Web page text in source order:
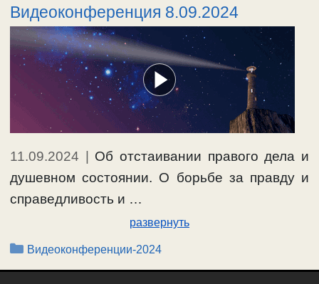
Видеоконференция 8.09.2024
11.09.2024
Об отстаивании правого дела и
душевном состоянии. О борьбе за правду и
справедливость и …
развернуть
Рубрики
Видеоконференции-2024